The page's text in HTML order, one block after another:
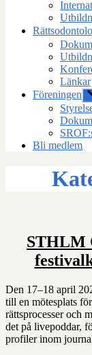
Länkar
Föreningen
Bli medlem
STHLM
Den 17–18 april
till en mötesplats
rättsprocesser och
det på livepoddar,
profiler inom